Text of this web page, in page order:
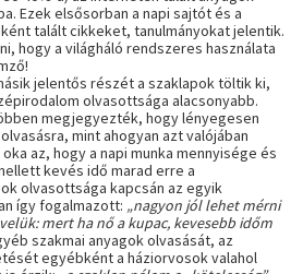
Ezek elsősorban a napi sajtót és a
talált cikkeket, tanulmányokat jelentik.
hogy a világháló rendszeres használata
jelentős részét a szaklapok töltik ki,
olvasottsága alacsonyabb.
megjegyezték, hogy lényegesen
mint ahogyan azt valójában
az, hogy a napi munka mennyisége és
kevés idő marad erre a
olvasottsága kapcsán az egyik
így fogalmazott: „nagyon jól lehet mérni
mert ha nő a kupac, kevesebb időm
szakmai anyagok olvasását, az
egyébként a háziorvosok valahol